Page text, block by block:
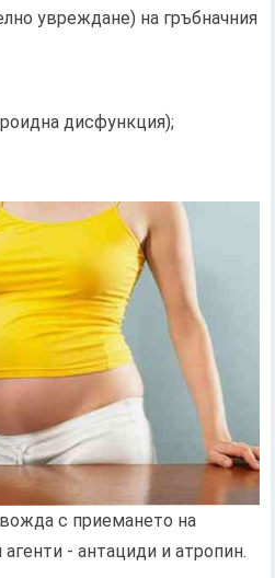
увреждане) на гръбначния
дисфункция);
с приемането на
- антациди и атропин.